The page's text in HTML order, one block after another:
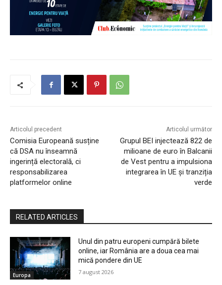
Articolul precedent
Comisia Europeană susține
că DSA nu înseamnă
ingerință electorală, ci
responsabilizarea
platformelor online
Articolul următor
Grupul BEI injectează 822 de
milioane de euro în Balcanii
de Vest pentru a impulsiona
integrarea în UE și tranziția
verde
RELATED ARTICLES
Europa
Unul din patru europeni cumpără bilete
online, iar România are a doua cea mai
mică pondere din UE
7 august 2026